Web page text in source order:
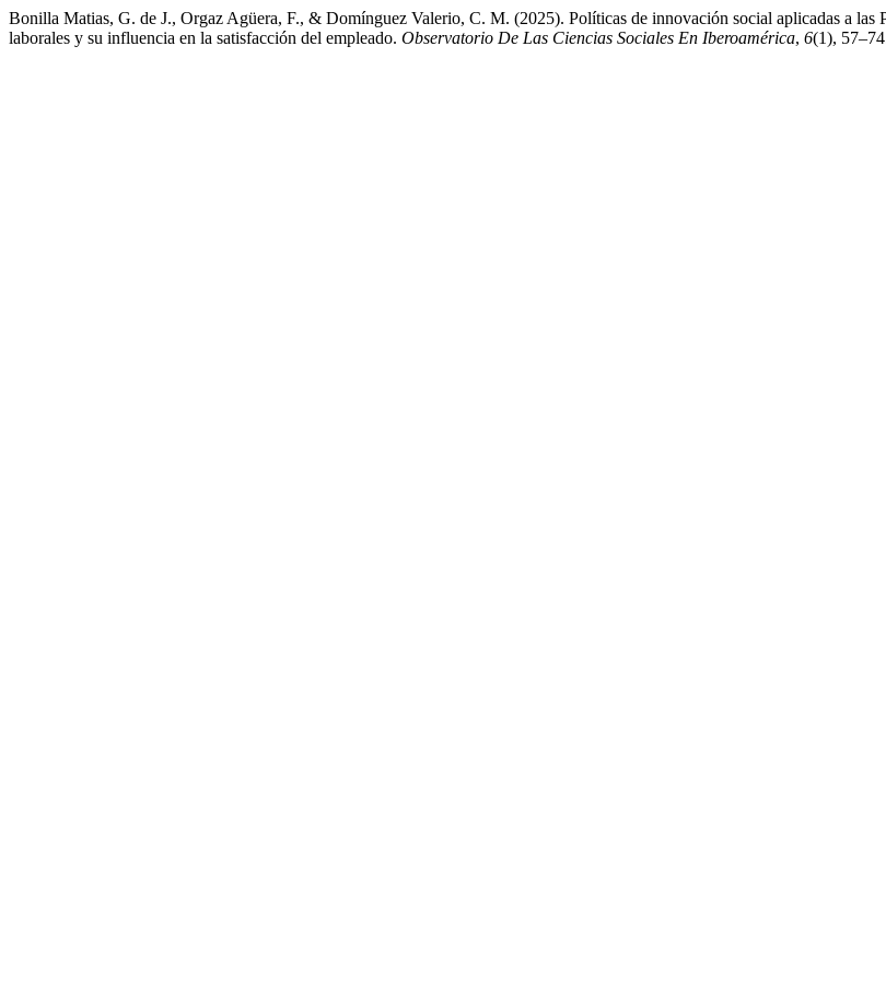
Bonilla Matias, G. de J., Orgaz Agüera, F., & Domínguez Valerio, C. M. (2025). Políticas de innovación social aplicadas a
laborales y su influencia en la satisfacción del empleado. Observatorio De Las Ciencias Sociales En Iberoamérica, 6(1),